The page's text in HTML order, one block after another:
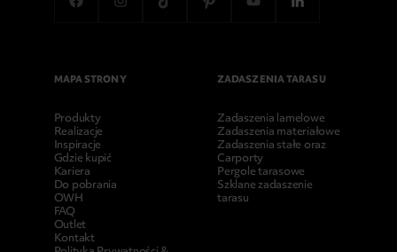
MAPA STRONY
Produkty
Realizacje
Inspiracje
Gdzie kupić
Kariera
Do pobrania
OWH
FAQ
Outlet
Kontakt
ZADASZENIA TARASU
Zadaszenia lamelowe
Zadaszenia materiałowe
Zadaszenia stałe oraz
Carporty
Pergole tarasowe
Szklane zadaszenie
tarasu